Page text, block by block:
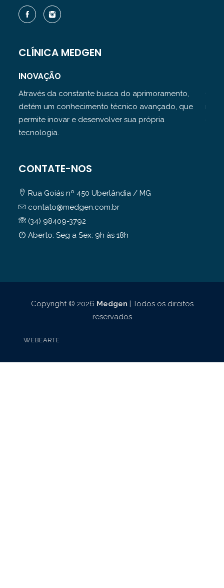
CLÍNICA MEDGEN
INOVAÇÃO
Através da constante busca do aprimoramento,
detém um conhecimento técnico avançado, que
permite inovar e desenvolver sua própria
tecnologia.
CONTATE-NOS
Rua Goiás nº 450 Uberlândia / MG
contato@medgen.com.br
(34) 98409-3792
Aberto: Seg a Sex: 9h às 18h
Copyright © 2026 Medgen | Todos os direitos
reservados
WEBEARTE